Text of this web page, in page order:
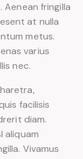
Aenean fringilla
at nulla
metus.
varius
nec.
facilisis
diam.
aliquam
Vivamus